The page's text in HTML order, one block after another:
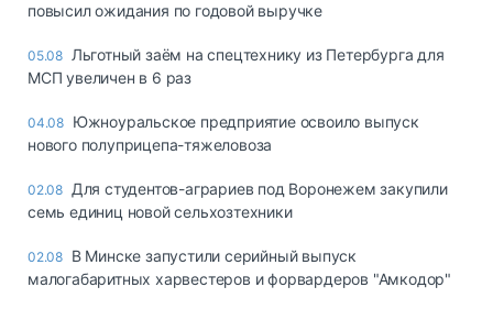
повысил ожидания по годовой выручке
05.08 Льготный заём на спецтехнику из Петербурга для
МСП увеличен в 6 раз
04.08 Южноуральское предприятие освоило выпуск
нового полуприцепа-тяжеловоза
02.08 Для студентов-аграриев под Воронежем закупили
семь единиц новой сельхозтехники
02.08 В Минске запустили серийный выпуск
малогабаритных харвестеров и форвардеров "Амкодор"